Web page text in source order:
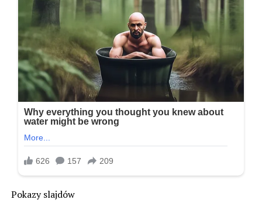
Pokazy slajdów